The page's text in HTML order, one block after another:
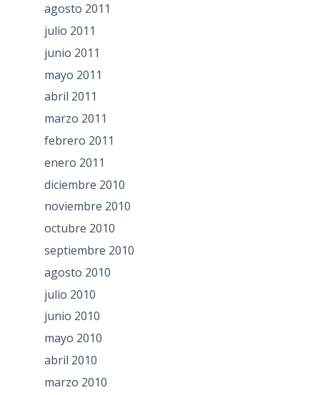
agosto 2011
julio 2011
junio 2011
mayo 2011
abril 2011
marzo 2011
febrero 2011
enero 2011
diciembre 2010
noviembre 2010
octubre 2010
septiembre 2010
agosto 2010
julio 2010
junio 2010
mayo 2010
abril 2010
marzo 2010